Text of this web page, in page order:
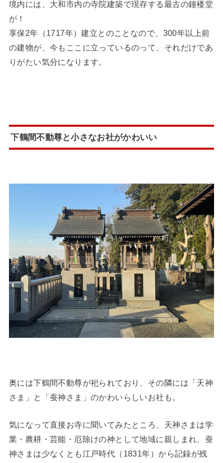
境内には、大和市内の寺院建築で現存する最古の鐘楼堂
が！
享保2年（1717年）建立とのことなので、300年以上前
の建物が、今もここに立っているのって、それだけであ
りがたい気分になります。
下鶴間不動尊と小さなお社がかわいい
奥には下鶴間不動尊が祀られており、その隣には「天神
さま」と「蚕神さま」のかわいらしいお社も。
気になって直接お寺に聞いてみたところ、天神さまは学
業・農耕・芸能・厄除けの神として地域に親しまれ、蚕
神さまは少なくとも江戸時代（1831年）から記録が残